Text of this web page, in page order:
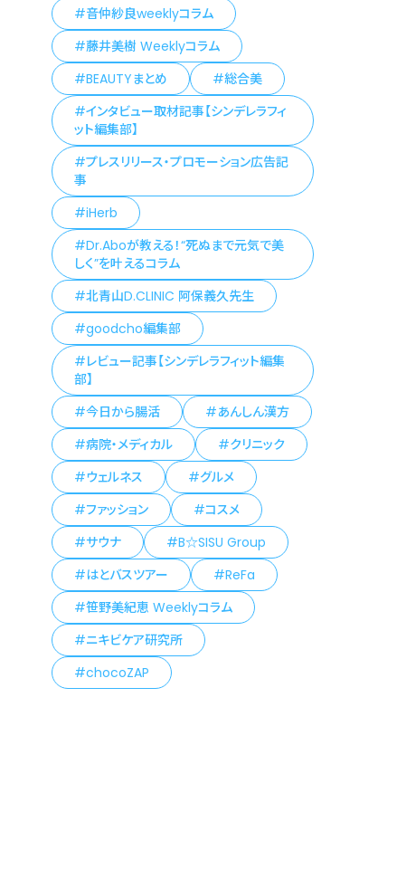
音仲紗良weeklyコラム
藤井美樹 Weeklyコラム
BEAUTYまとめ
総合美
インタビュー取材記事【シンデレラフィ
ット編集部】
プレスリリース・プロモーション広告記
事
iHerb
Dr.Aboが教える！“死ぬまで元気で美
しく”を叶えるコラム
北青山D.CLINIC 阿保義久先生
goodcho編集部
レビュー記事【シンデレラフィット編集
部】
今日から腸活
あんしん漢方
病院・メディカル
クリニック
ウェルネス
グルメ
ファッション
コスメ
サウナ
B☆SISU Group
はとバスツアー
ReFa
笹野美紀恵 Weeklyコラム
ニキビケア研究所
chocoZAP